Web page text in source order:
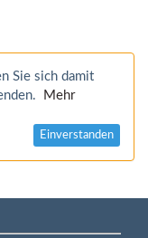
Sie sich damit
Mehr
Einverstanden